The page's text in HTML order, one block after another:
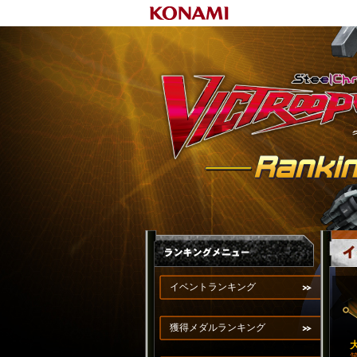
イベントランキング
獲得メダルランキング